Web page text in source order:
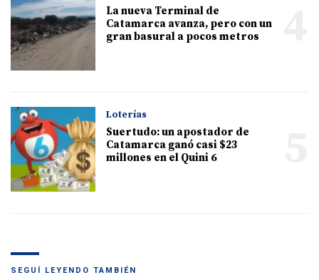
La nueva Terminal de
Catamarca avanza, pero con un
gran basural a pocos metros
Loterías
Suertudo: un apostador de
Catamarca ganó casi $23
millones en el Quini 6
SEGUÍ LEYENDO TAMBIÉN